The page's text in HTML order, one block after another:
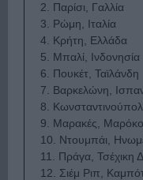
2. Παρίσι, Γαλλία
3. Ρώμη, Ιταλία
4. Κρήτη, Ελλάδα
5. Μπαλί, Ινδονησία
6. Πουκέτ, Ταϊλάνδη
7. Βαρκελώνη,
8.
9. Μαρακές, Μαρόκο
10. Ντουμπάι,
11. Πράγα, Τσέχικη
12. Σιέμ Ριπ,